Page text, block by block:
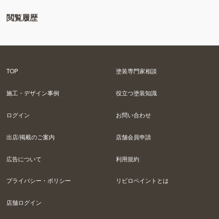
閲覧履歴
TOP 塗装専門家相談
施工・デザイン事例 役立つ塗装知識
ログイン お問い合わせ
出店/掲載のご案内 店舗会員申請
広告について 利用規約
プライバシー・ポリシー リビロペイントとは
店舗ログイン